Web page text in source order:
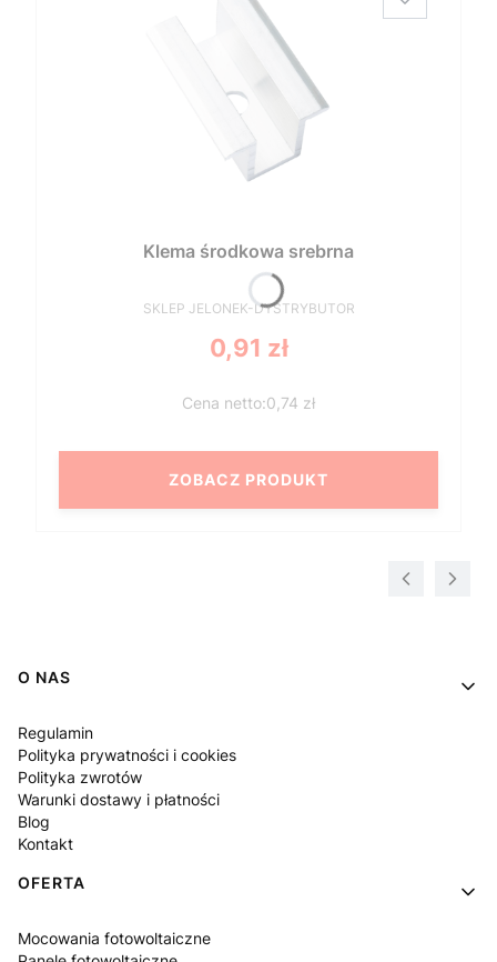
Klema środkowa srebrna
PRODUCENT
SKLEP JELONEK-DYSTRYBUTOR
Cena
0,91 zł
0,74 zł
ZOBACZ PRODUKT
Linki w stopce
O NAS
Regulamin
Polityka prywatności i cookies
Polityka zwrotów
Warunki dostawy i płatności
Blog
Kontakt
OFERTA
Mocowania fotowoltaiczne